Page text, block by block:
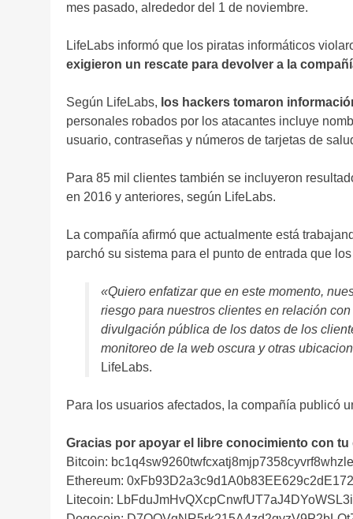
mes pasado, alrededor del 1 de noviembre.
LifeLabs informó que los piratas informáticos
exigieron un rescate para devolver a la
Según LifeLabs, los hackers tomaron
personales robados por los atacantes incluye
usuario, contraseñas y números de tarjetas de
Para 85 mil clientes también se incluyeron
en 2016 y anteriores, según LifeLabs.
La compañía afirmó que actualmente está
parchó su sistema para el punto de entrada que
«Quiero enfatizar que en este momento,
riesgo para nuestros clientes en relación
divulgación pública de los datos de los
monitoreo de la web oscura y otras
LifeLabs.
Para los usuarios afectados, la compañía publicó
Gracias por apoyar el libre conocimiento con
Bitcoin:
Ethereum:
Litecoin: